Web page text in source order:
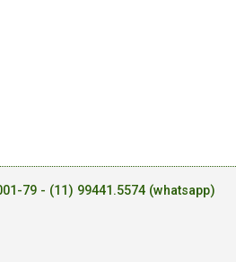
79 - (11) 99441.5574 (whatsapp)